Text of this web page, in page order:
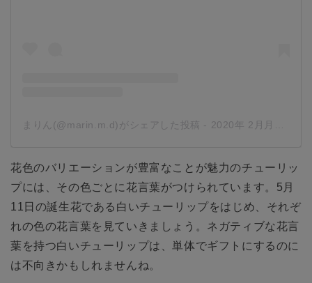
まりん(@marin.m.d)がシェアした投稿 - 2020年 2月月10日午後1時49分PST
花色のバリエーションが豊富なことが魅力のチューリッ
プには、その色ごとに花言葉がつけられています。5月
11日の誕生花である白いチューリップをはじめ、それぞ
れの色の花言葉を見ていきましょう。ネガティブな花言
葉を持つ白いチューリップは、単体でギフトにするのに
は不向きかもしれませんね。